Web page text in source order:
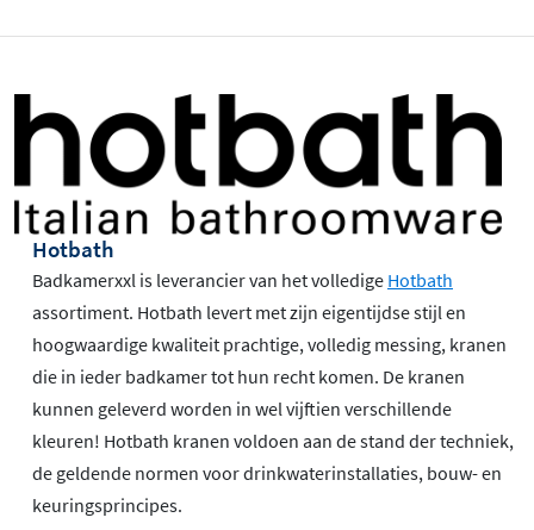
Hotbath
Badkamerxxl is leverancier van het volledige Hotbath
assortiment. Hotbath levert met zijn eigentijdse stijl en
hoogwaardige kwaliteit prachtige, volledig messing, kranen
die in ieder badkamer tot hun recht komen. De kranen
kunnen geleverd worden in wel vijftien verschillende
kleuren! Hotbath kranen voldoen aan de stand der techniek,
de geldende normen voor drinkwaterinstallaties, bouw- en
keuringsprincipes.